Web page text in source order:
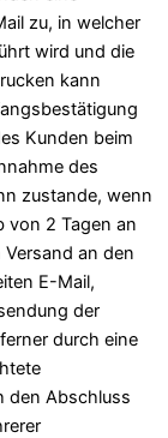
zu, in welcher
wird und die
kann
Kunden beim
des
zustande, wenn
von 2 Tagen an
an den
E-Mail,
der
durch eine
den Abschluss